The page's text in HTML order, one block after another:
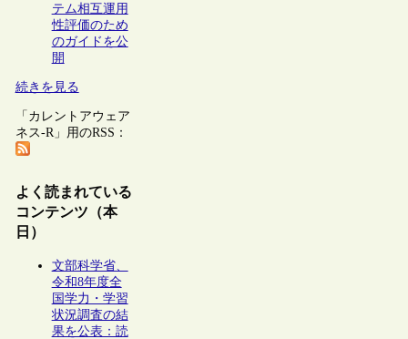
テム相互運用
性評価のため
のガイドを公
開
続きを見る
「カレントアウェア
ネス-R」用のRSS：
よく読まれている
コンテンツ（本
日）
文部科学省、
令和8年度全
国学力・学習
状況調査の結
果を公表：読